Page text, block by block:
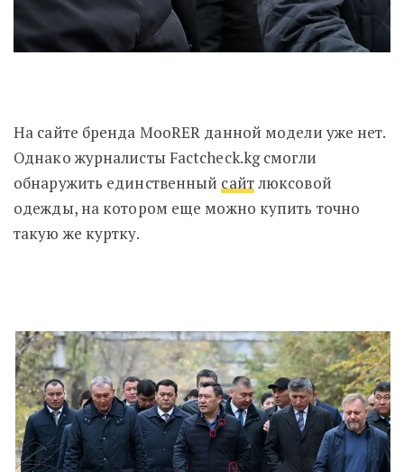
На сайте бренда MooRER данной модели уже нет.
Однако журналисты Factcheck.kg смогли
обнаружить единственный сайтлюксовой
одежды, на котором еще можно купить точно
такую же куртку.